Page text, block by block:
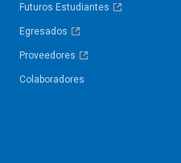
Futuros Estudiantes
Egresados
Proveedores
Colaboradores